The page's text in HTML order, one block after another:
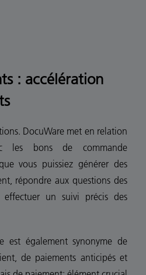
: accélération
DocuWare met en relation
les bons de commande
vous puissiez générer des
répondre aux questions des
un suivi précis des
est également synonyme de
de paiements anticipés et